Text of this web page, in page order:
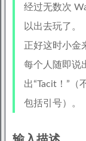
经过无数次
以出去玩了。
正好这时小金
每个人随即说
出“Tacit！”（
包括引号）。